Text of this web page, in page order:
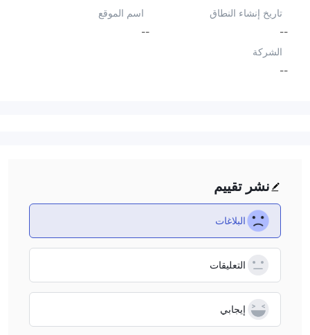
تاريخ إنشاء النطاق
--
اسم الموقع
--
الشركة
--
نشر تقييم
البلاغات
التعليقات
إيجابي